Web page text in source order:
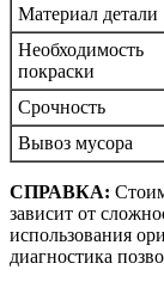
Материал детали
Необходимость
покраски
Срочность
Вывоз мусора
СПРАВКА:
зависит от
использования
диагностика